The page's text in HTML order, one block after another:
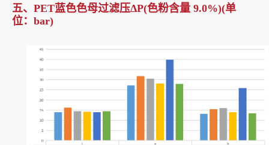
五、PET蓝色色母过滤压ΔP(色粉含量 9.0%)(单
位：bar)